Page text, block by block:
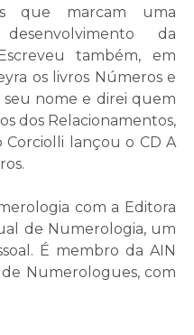
que marcam uma
da
também, em
os livros Números e
seu nome e direi quem
dos Relacionamentos,
Corciolli lançou o CD A
com a Editora
de Numerologia, um
É membro da AIN
Numerologues, com